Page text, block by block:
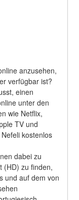
anzusehen,
verfügbar ist?
einen
unter den
wie Netflix,
TV und
kostenlos
dabei zu
(HD) zu finden,
und auf dem von